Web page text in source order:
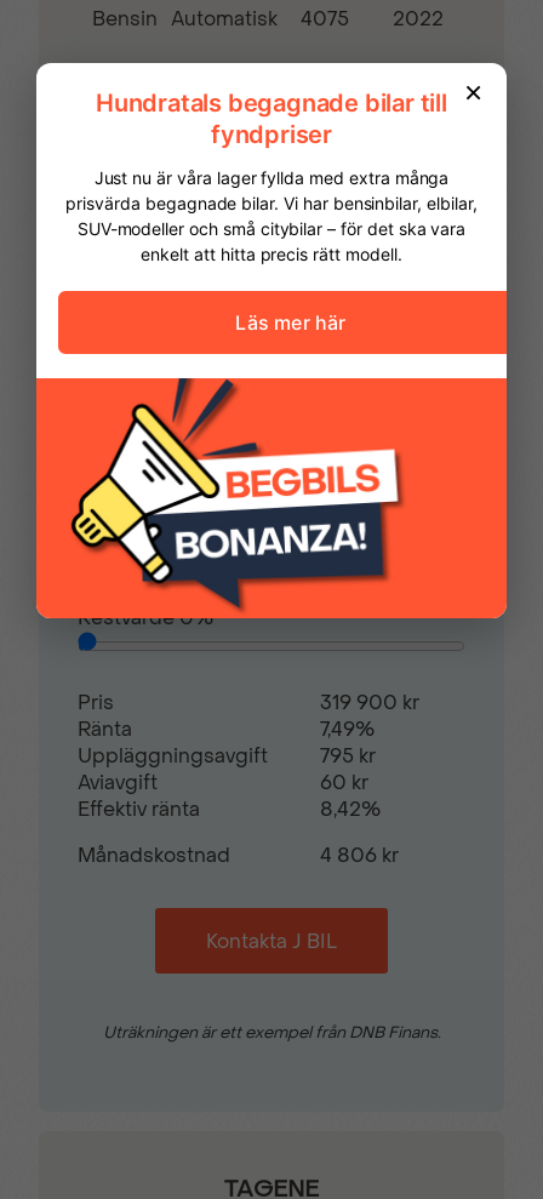
Multifunktions
touchscreen
Mörktonade bakrutor
Navigation med
pekskärm
Parkeringsassistans
Parkeringssensor bak Parkeringssensor fram
Regnsensor Skinnklädsel
Start- & Stoppfunktion Stolvärme fram
Svensksåld Yttertemperaturmätare
Bensin Automatisk 4075 2022
Vi hjälper dig att ordna finansiering av
din bil. Här kan du räkna ut din
månadskostnad och även göra en
ansökan online.
Kontantinsats79 975,00 kr
Avbetalningstid60månader
Restvärde0%
Pris
319 900 kr
Ränta
7,49%
Uppläggningsavgift
795 kr
Aviavgift
60 kr
Effektiv ränta
8,42%
Månadskostnad
4 806 kr
Kontakta J BIL
Uträkningen är ett exempel från DNB Finans.
TAGENE